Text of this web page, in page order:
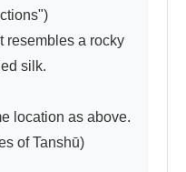
resembles a rocky
silk.
location as above.
of Tanshū)